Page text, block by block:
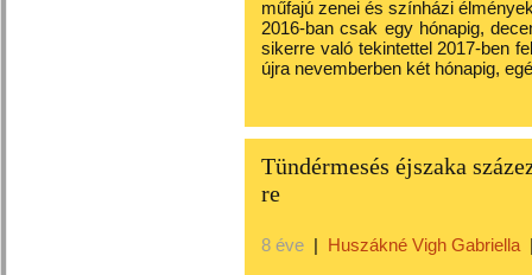
műfajú zenei és színházi
2016-ban csak egy hónapig,
sikerre való tekintettel 2017-ben
újra nevemberben két hónapig,
Tündérmesés éjszaka
re
8 éve | Huszákné Vigh Gabriella